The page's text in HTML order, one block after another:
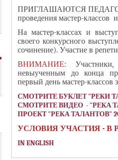
ПРИГЛАШАЮТСЯ ПЕДАГОГИ
проведения мастер-классов
На мастер-классах и
своего конкурсного
сочинение). Участие в
ВНИМАНИЕ: Участники,
невыученным до конца
первый день мастер-классов
СМОТРИТЕ БУКЛЕТ "РЕКИ
СМОТРИТЕ ВИДЕО - "РЕКА
ПРОЕКТ "РЕКА ТАЛАНТОВ"
УСЛОВИЯ УЧАСТИЯ - В
IN ENGLISH